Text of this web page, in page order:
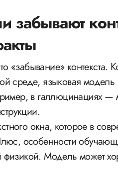
контекста.
среде, языковая модель
в галлюцинациях
окна, которое в
особенности
физикой. Модель может